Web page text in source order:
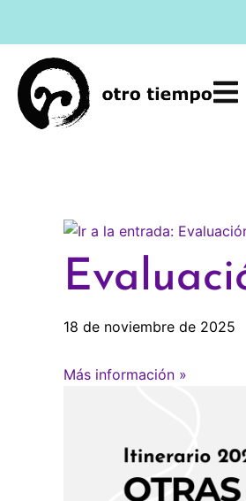
contenido
18 de noviembre de 2025
Más información »